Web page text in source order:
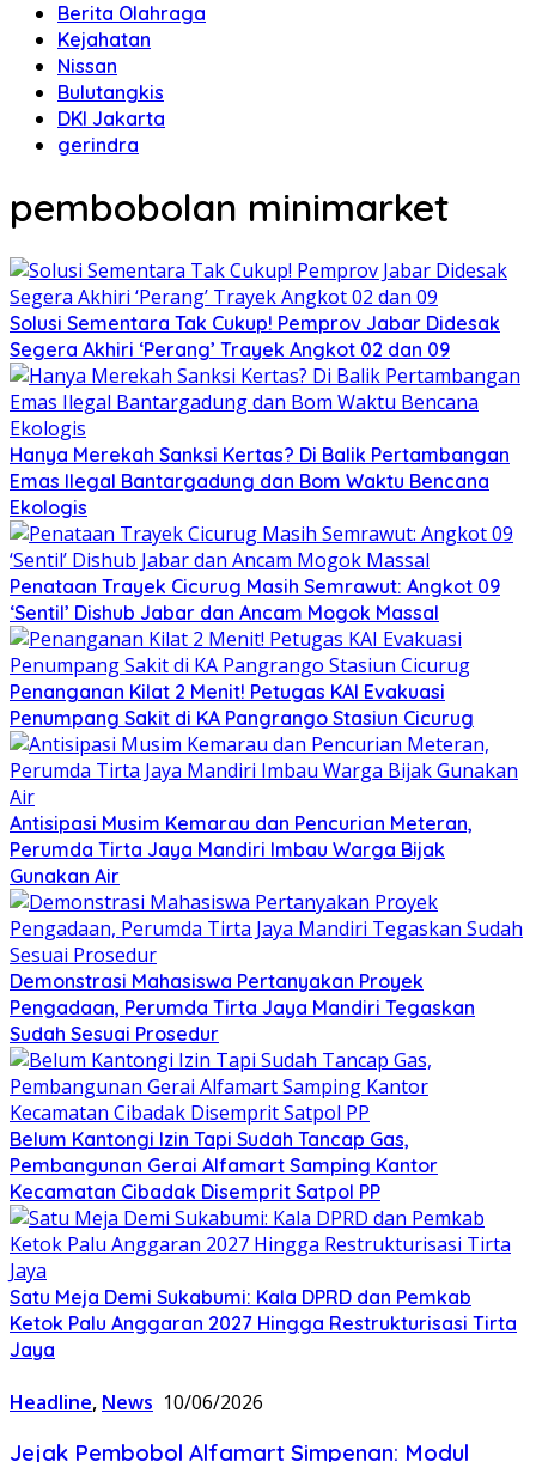
Berita Olahraga
Kejahatan
Nissan
Bulutangkis
DKI Jakarta
gerindra
pembobolan minimarket
Solusi Sementara Tak Cukup! Pemprov Jabar Didesak
Segera Akhiri ‘Perang’ Trayek Angkot 02 dan 09
Hanya Merekah Sanksi Kertas? Di Balik Pertambangan
Emas Ilegal Bantargadung dan Bom Waktu Bencana
Ekologis
Penataan Trayek Cicurug Masih Semrawut: Angkot 09
‘Sentil’ Dishub Jabar dan Ancam Mogok Massal
Penanganan Kilat 2 Menit! Petugas KAI Evakuasi
Penumpang Sakit di KA Pangrango Stasiun Cicurug
Antisipasi Musim Kemarau dan Pencurian Meteran,
Perumda Tirta Jaya Mandiri Imbau Warga Bijak
Gunakan Air
Demonstrasi Mahasiswa Pertanyakan Proyek
Pengadaan, Perumda Tirta Jaya Mandiri Tegaskan
Sudah Sesuai Prosedur
Belum Kantongi Izin Tapi Sudah Tancap Gas,
Pembangunan Gerai Alfamart Samping Kantor
Kecamatan Cibadak Disemprit Satpol PP
Satu Meja Demi Sukabumi: Kala DPRD dan Pemkab
Ketok Palu Anggaran 2027 Hingga Restrukturisasi Tirta
Jaya
Headline, News 10/06/2026
Jejak Pembobol Alfamart Simpenan: Modul